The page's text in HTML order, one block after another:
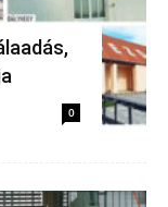
0